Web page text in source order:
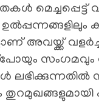
അവയ്ക്ക്